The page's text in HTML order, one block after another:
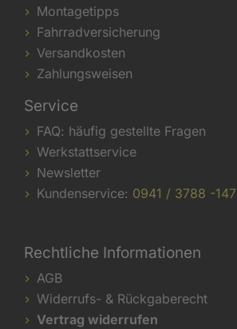
Montagetipps
Fahrradversicherung
Versandkosten
Zahlungsweisen
Service
FAQ: häufig gestellte Fragen
Werkstattservice
Newsletter
Kundenservice: 0941 / 3788 -147
Rechtliche Informationen
AGB
Widerrufs- & Rückgaberecht
Vertrag widerrufen